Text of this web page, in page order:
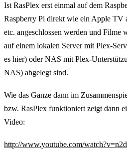
Ist RasPlex erst einmal auf dem
Raspberry Pi direkt wie ein Apple TV
etc. angeschlossen werden und Filme
auf einem lokalen Server mit Plex-
es hier) oder NAS mit Plex-
NAS) abgelegt sind.
Wie das Ganze dann im
bzw. RasPlex funktioniert zeigt dann
Video:
http://www.youtube.com/